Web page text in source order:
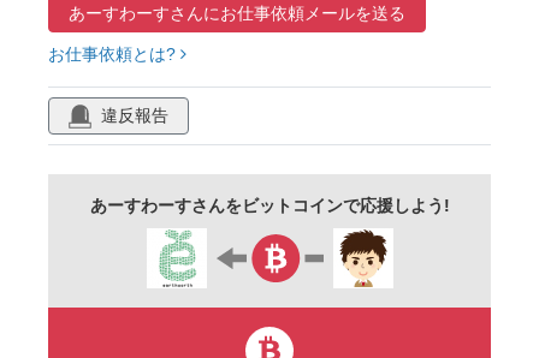
あーすわーすさんにお仕事依頼メールを送る
お仕事依頼とは?
違反報告
あーすわーすさんをビットコインで応援しよう!